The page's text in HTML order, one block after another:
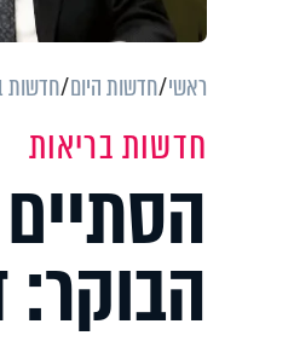
ראשי חדשות היום חדשות
חדשות בריאות
הבוקר: